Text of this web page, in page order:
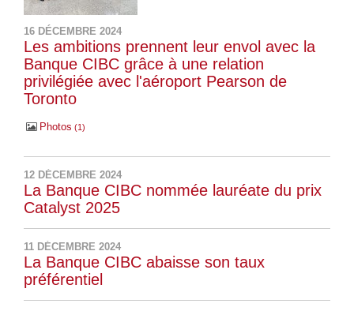
16 DÉCEMBRE 2024
Les ambitions prennent leur envol avec la
Banque CIBC grâce à une relation
privilégiée avec l'aéroport Pearson de
Toronto
Photos 1
12 DÉCEMBRE 2024
La Banque CIBC nommée lauréate du prix
Catalyst 2025
11 DÉCEMBRE 2024
La Banque CIBC abaisse son taux
préférentiel